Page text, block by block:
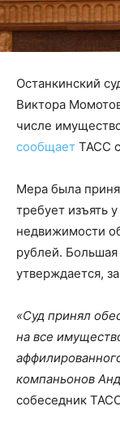
Останкинский
Виктора
числе
сообщает ТАСС
Мера была
требует изъять
недвижимости
рублей. Большая
утверждается,
«Суд принял
на все
компаньонов
собеседник